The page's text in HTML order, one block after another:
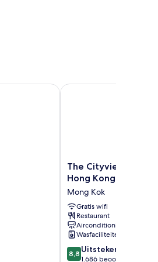
The
Cityview
Chinese
YMCA
of
Hong
Kong
Mong
Kok
The Cityview -
Hong Kong
Mong Kok
Gratis wifi
Restaurant
Airconditioning
Wasfaciliteiten
8.8
van
8,8 Uitstekend
1.686 beoordelingen
The Cityview -